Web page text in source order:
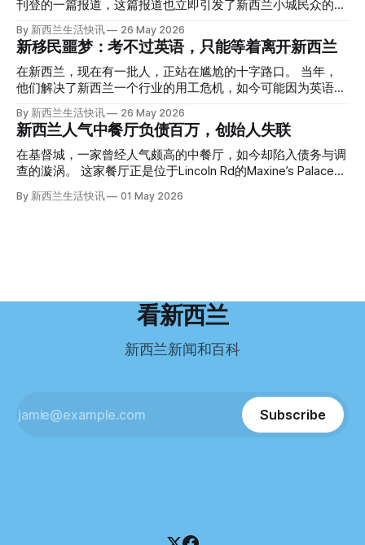
里面是一堆衣服。 再扒开衣服，他看到了一只手，一只人
腰部对折，黑色胶带缠着头、手腕和身体，整个人被绑成胎儿
状。 两个10公斤的米袋装满了石头，用胶带死死缠在尸体
上。 死者是亚洲面孔的老年女性，头部、脸、胳膊都有钝器
伤，当时身穿一件“娟燕牌”内衣和黑色长裤。 她是谁？没有人
Operation Parade的案子，开始调查。 米袋泄露秘密 破案的
关键，是两个米袋。这两个塑料米袋里装着用来压住尸体的花
园石头。 每个米袋上都有序列号。 警察一家家查，发现这批
米是在奥克兰北岸一家超市卖的。
刊登的一篇报道，这篇报道也立即引发了新西兰小城民众的兴
趣： “精疲力尽的美国医生，正在离开美国，前往新西兰一座
偏远小镇。” “精疲力尽的美国医生”搬家新西兰 四年前，在加
州拉霍亚（La Jolla）一家医院担任内科医生的Brandon
Williams医生达到了崩溃的边缘。 患者人数激增、医疗人员短
缺、医疗事故诉讼的威胁，以及对患者无力支付医疗费用的忧
（PTSD）。他的其中一位同事甚至因自杀身亡。 他并不想放
弃从医，但他不想再在美国行医了。 于是，他与38岁的妻子
Ellen Williams开始在欧洲寻找更好的选择。 就在那时，他收
到了一封来自新西兰医疗招聘人员的信。 “虽然跑到那个‘与世
义。”现年39岁的加州人Brandon说道。 2024年11月，这家人
By 新西兰生活快讯 26 May 2026
新移民噩梦：考不过英语，只能等着离开新西兰
在新西兰，现在有一批人，正站在尴尬的十字路口。 当年，
他们解决了新西兰一个行业的用工危机，如今可能因为英语考
试，不得不在几年内离开这个国家。 一位移民的无奈感叹：
“如果我们真能考到那个分数，就不会来开公交车了。” 因为英
语，他们一直无法上岸 来自菲律宾的Ryan De Guzman，就是
这批人中的一员。 2023年，当他看到新西兰招聘海外公交司
机的信息时，几乎没有犹豫就提交了申请。 “我听说这里气候
年3月抵达奥克兰。 当时心里盘算着：努力工作两年，申请居
所需的英语门槛。 De Guzman选择了另一项考试——
Pearson Test of English，最终成绩是45分，而申请要求是58
By 新西兰生活快讯 26 May 2026
新西兰人气中餐厅负债百万，创始人失联
在基督城，一家曾经人气颇高的中餐厅，如今却陷入债务与调
查的漩涡。 这家餐厅正是位于Lincoln Rd的Maxine’s Palace。
其背后的公司已进入清算程序，债务总额接近100万纽币，而
引人关注的是——清算人目前无法联系到创始人本人。 今年3
纽币，员工索赔金额仍在核算中。 整体债务规模，已经逼近
这导致公司财务记录尚未完全掌握，资产处置是否合理仍待核
在核查资产出售是否符合市
By 新西兰生活快讯 01 May 2026
看新西兰
新西兰新闻和百科
Subscribe